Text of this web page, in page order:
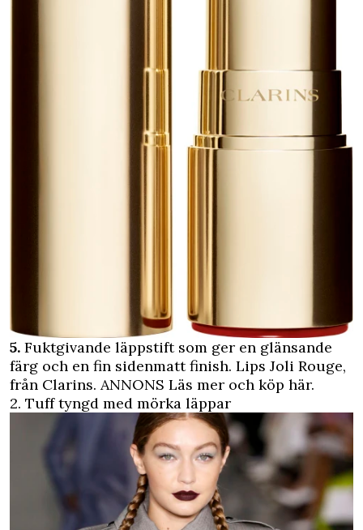
5. Fuktgivande läppstift som ger en glänsande
färg och en fin sidenmatt finish. Lips Joli Rouge,
från Clarins. ANNONS Läs mer och köp här.
2. Tuff tyngd med mörka läppar